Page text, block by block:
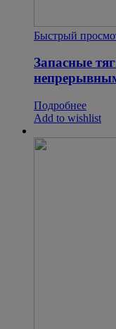
Быстрый
Запасные
Подробнее
Add to wishlist